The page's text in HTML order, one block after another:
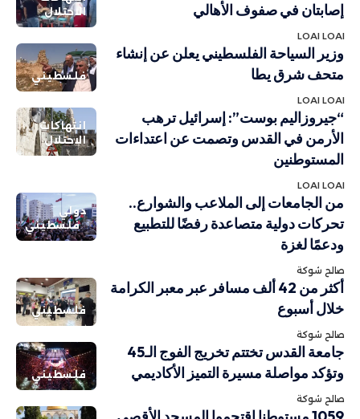
الاحتلال
إصابتان في صفوف الأهالي
LOAI LOAI
فلسطيني
وزير السياحة الفلسطيني يعلن عن إنشاء
متحف شرق يطا
LOAI LOAI
انتهاكات
الاحتلال
“جيروزاليم بوست”: إسرائيل ترهب
الأرمن في القدس وتصمت عن اعتداءات
المستوطنين
LOAI LOAI
دولي
فلسطيني
من الجامعات إلى الملاعب والشوارع..
تحركات دولية متصاعدة رفضًا للتطبيع
ودعمًا لغزة
صالح شوكة
فلسطيني
أكثر من 42 ألف مسافر عبر معبر الكرامة
خلال أسبوع
صالح شوكة
فلسطيني
جامعة القدس تختتم تخريج الفوج الـ45
وتؤكد مواصلة مسيرة التميز الأكاديمي
صالح شوكة